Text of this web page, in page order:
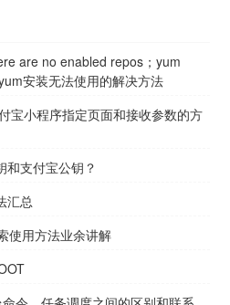
are no enabled repos；yum
安装无法使用的解决方法
宝小程序指定页面和接收参数的方
和支付宝公钥？
汇总
使用方法业余讲解